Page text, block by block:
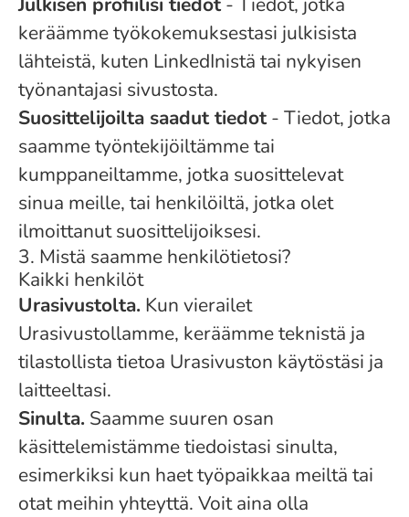
keräämme työkokemuksestasi julkisista
lähteistä, kuten LinkedInistä tai nykyisen
työnantajasi sivustosta.
Suosittelijoilta saadut tiedot- Tiedot, jotka
saamme työntekijöiltämme tai
kumppaneiltamme, jotka suosittelevat
sinua meille, tai henkilöiltä, jotka olet
ilmoittanut suosittelijoiksesi.
3. Mistä saamme henkilötietosi?
Kaikki henkilöt
Urasivustolta. Kun vierailet
Urasivustollamme, keräämme teknistä ja
tilastollista tietoa Urasivuston käytöstäsi ja
laitteeltasi.
Sinulta. Saamme suuren osan
käsittelemistämme tiedoistasi sinulta,
esimerkiksi kun haet työpaikkaa meiltä tai
otat meihin yhteyttä. Voit aina olla